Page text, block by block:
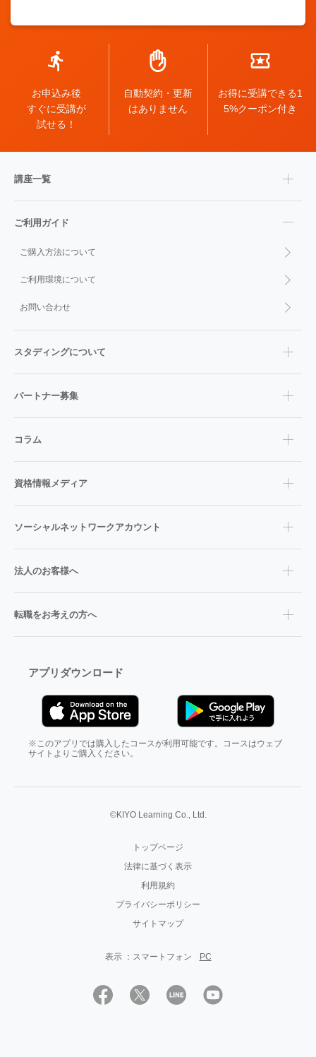
お申込み後
すぐに受講が
試せる！
自動契約・更新
はありません
お得に受講できる1
5%クーポン付き
講座一覧
ご利用ガイド
ご購入方法について
ご利用環境について
お問い合わせ
スタディングについて
パートナー募集
コラム
資格情報メディア
ソーシャルネットワークアカウント
法人のお客様へ
転職をお考えの方へ
アプリダウンロード
※このアプリでは購入したコースが利用可能です。コースはウェブ
サイトよりご購入ください。
©KIYO Learning Co., Ltd.
トップページ
法律に基づく表示
利用規約
プライバシーポリシー
サイトマップ
表示 ： スマートフォン PC